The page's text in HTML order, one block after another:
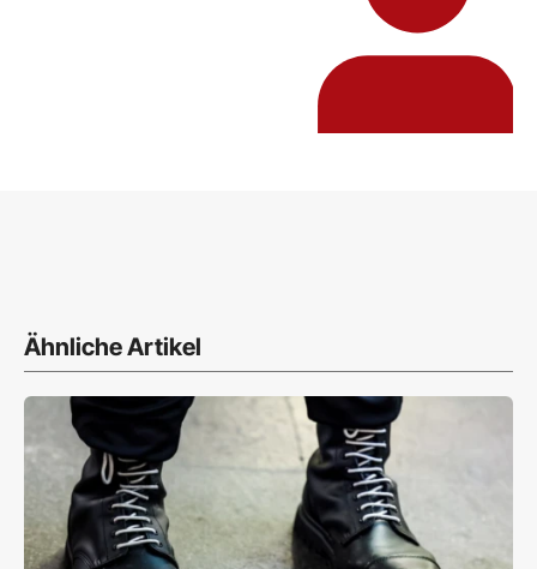
Ähnliche Artikel